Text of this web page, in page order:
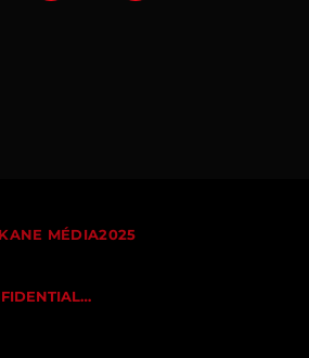
MÉDIA2025
POLITIQUE DE CONFIDENTIALITÉ